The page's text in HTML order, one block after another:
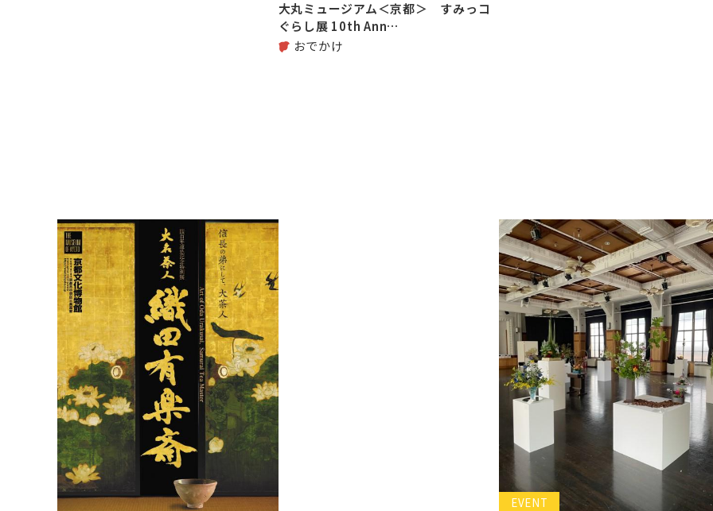
大丸ミュージアム＜京都＞ すみっコ
ぐらし展 10th Ann…
おでかけ
EVENT